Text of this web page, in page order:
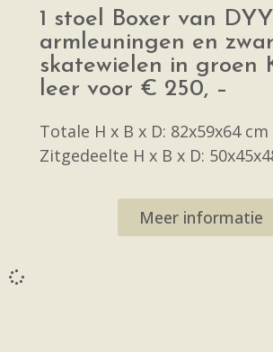
1 stoel Boxer van
armleuningen en
skatewielen in groen
leer voor € 250, –
Totale H x B x D: 82x59x64 cm
Zitgedeelte H x B x D:
Meer informatie